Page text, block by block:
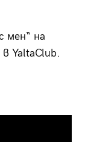
мен“ на
в YaltaClub.